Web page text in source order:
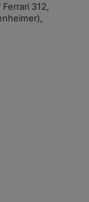
312,